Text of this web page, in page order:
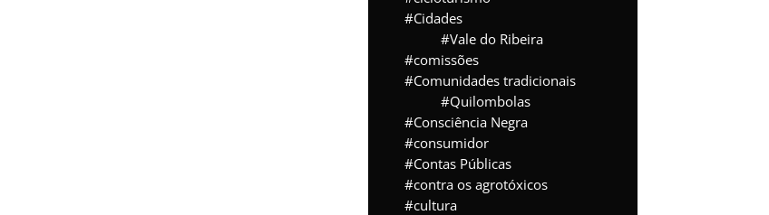
Cidades
Vale do Ribeira
comissões
Comunidades tradicionais
Quilombolas
Consciência Negra
consumidor
Contas Públicas
contra os agrotóxicos
cultura